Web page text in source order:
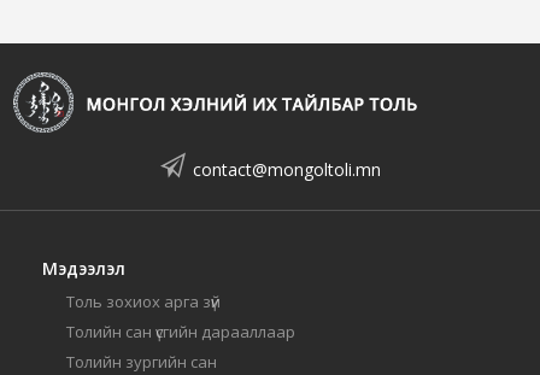
contact@mongoltoli.mn
Мэдээлэл
Толь зохиох арга зүй
Толийн сан үсгийн дарааллаар
Толийн зургийн сан